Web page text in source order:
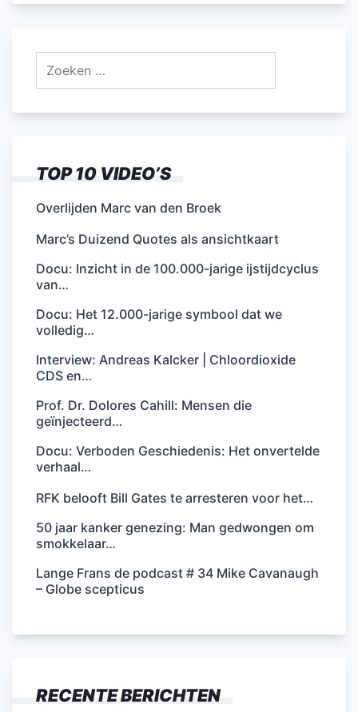
TOP 10 VIDEO’S
Overlijden Marc van den Broek
Marc’s Duizend Quotes als ansichtkaart
Docu: Inzicht in de 100.000-jarige ijstijdcyclus
van…
Docu: Het 12.000-jarige symbool dat we
volledig…
Interview: Andreas Kalcker | Chloordioxide
CDS en…
Prof. Dr. Dolores Cahill: Mensen die
geïnjecteerd…
Docu: Verboden Geschiedenis: Het onvertelde
verhaal…
RFK belooft Bill Gates te arresteren voor het…
50 jaar kanker genezing: Man gedwongen om
smokkelaar…
Lange Frans de podcast # 34 Mike Cavanaugh
– Globe scepticus
RECENTE BERICHTEN